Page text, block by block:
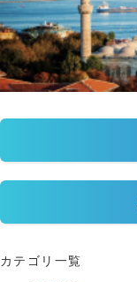
カテゴリ一覧